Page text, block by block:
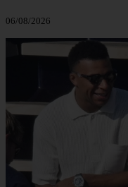
06/08/2026